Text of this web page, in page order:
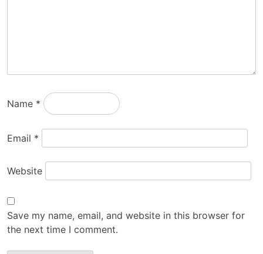
Name *
Email *
Website
Save my name, email, and website in this browser for
the next time I comment.